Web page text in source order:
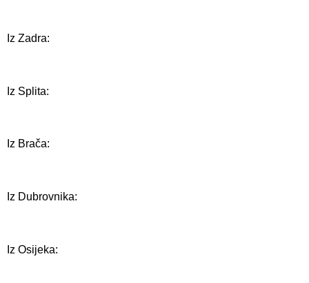
Iz Zadra:
Iz Splita:
Iz Brača:
Iz Dubrovnika:
Iz Osijeka: